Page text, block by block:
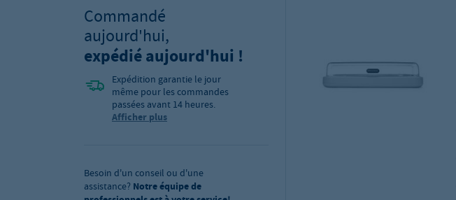
Commandé
aujourd'hui,
expédié aujourd'hui !
Expédition garantie le jour
même pour les commandes
passées avant 14 heures.
Afficher plus
Besoin d'un conseil ou d'une
assistance? Notre équipe de